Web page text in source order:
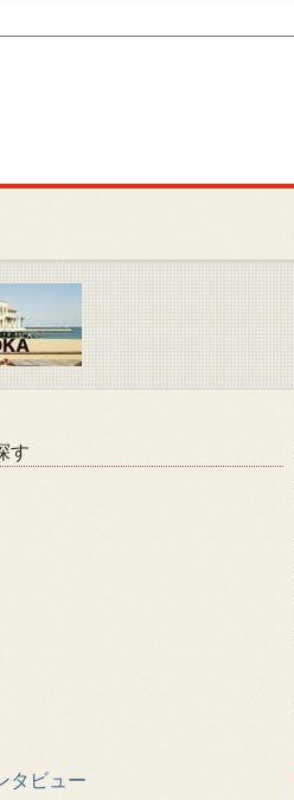
す
タビュー